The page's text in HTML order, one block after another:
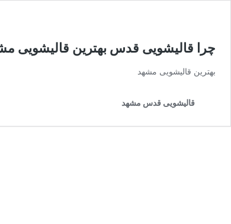
چرا قالیشویی قدس بهترین قالیشویی
بهترین قالیشویی مشهد
قالیشویی قدس مشهد